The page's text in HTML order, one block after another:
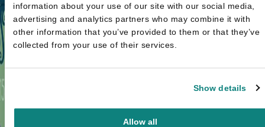
information about your use of our site with our social media,
advertising and analytics partners who may combine it with
other information that you’ve provided to them or that they’ve
collected from your use of their services.
Show details
Allow all